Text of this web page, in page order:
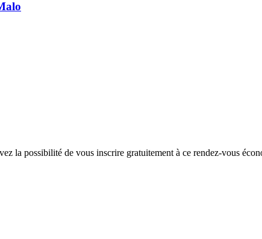
la possibilité de vous inscrire gratuitement à ce rendez-vous